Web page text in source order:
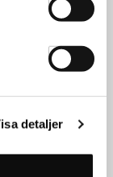
detaljer